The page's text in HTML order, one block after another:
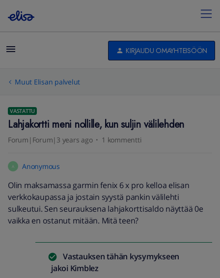
KIRJAUDU OMAYHTEISÖÖN
Muut Elisan palvelut
VASTATTU
Lahjakortti meni nollille, kun suljin välilehden
Forum|Forum|3 years ago 1 kommentti
A Anonymous
Olin maksamassa garmin fenix 6 x pro kelloa elisan
verkkokaupassa ja jostain syystä pankin välilehti
sulkeutui. Sen seurauksena lahjakorttisaldo näyttää 0e
vaikka en ostanut mitään. Mitä teen?
Vastauksen tähän kysymykseen
jakoi Kimblez